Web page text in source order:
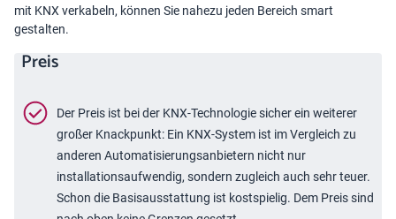
mit KNX verkabeln, können Sie nahezu jeden Bereich smart
gestalten.
Preis
Der Preis ist bei der KNX-Technologie sicher ein weiterer
großer Knackpunkt: Ein KNX-System ist im Vergleich zu
anderen Automatisierungsanbietern nicht nur
installationsaufwendig, sondern zugleich auch sehr teuer.
Schon die Basisausstattung ist kostspielig. Dem Preis sind